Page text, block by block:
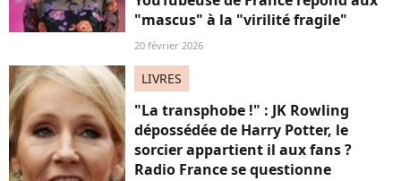
"mascus" à la "virilité fragile"
20 février 2026
LIVRES
"La transphobe !" : JK Rowling
dépossédée de Harry Potter, le
sorcier appartient il aux fans ?
Radio France se questionne